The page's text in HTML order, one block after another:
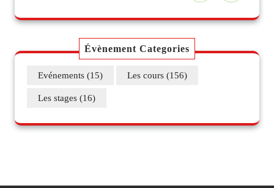
Évènement Categories
Evénements (15) Les cours (156)
Les stages (16)